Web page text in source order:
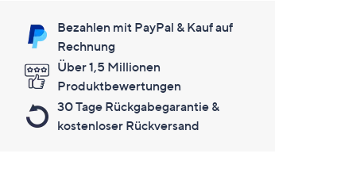
Bezahlen mit PayPal & Kauf auf
Rechnung
Über 1,5 Millionen
Produktbewertungen
30 Tage Rückgabegarantie &
kostenloser Rückversand